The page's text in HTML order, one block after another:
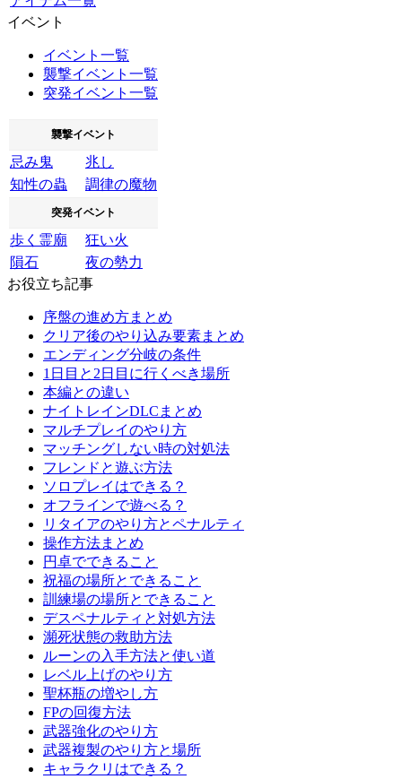
イベント
イベント一覧
襲撃イベント一覧
突発イベント一覧
襲撃イベント
忌み鬼
兆し
知性の蟲
調律の魔物
突発イベント
歩く霊廟
狂い火
隕石
夜の勢力
お役立ち記事
序盤の進め方まとめ
クリア後のやり込み要素まとめ
エンディング分岐の条件
1日目と2日目に行くべき場所
本編との違い
ナイトレインDLCまとめ
マルチプレイのやり方
マッチングしない時の対処法
フレンドと遊ぶ方法
ソロプレイはできる？
オフラインで遊べる？
リタイアのやり方とペナルティ
操作方法まとめ
円卓でできること
祝福の場所とできること
訓練場の場所とできること
デスペナルティと対処方法
瀕死状態の救助方法
ルーンの入手方法と使い道
レベル上げのやり方
聖杯瓶の増やし方
FPの回復方法
武器強化のやり方
武器複製のやり方と場所
キャラクリはできる？